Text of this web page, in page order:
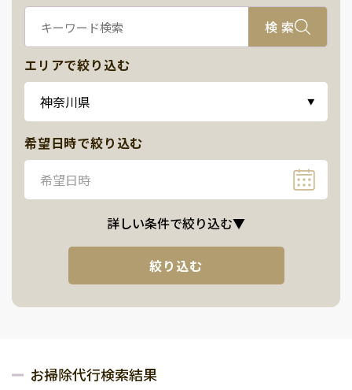
検 索
エリアで絞り込む
神奈川県
▼
希望日時で絞り込む
希望日時
詳しい条件で絞り込む▼
絞り込む
2026年 Aug
トイレ
お掃除代行検索結果